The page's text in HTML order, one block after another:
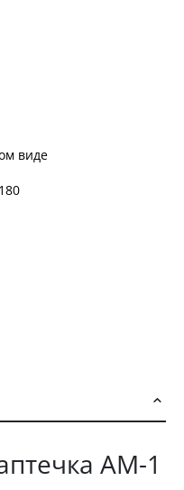
виде
АМ-1